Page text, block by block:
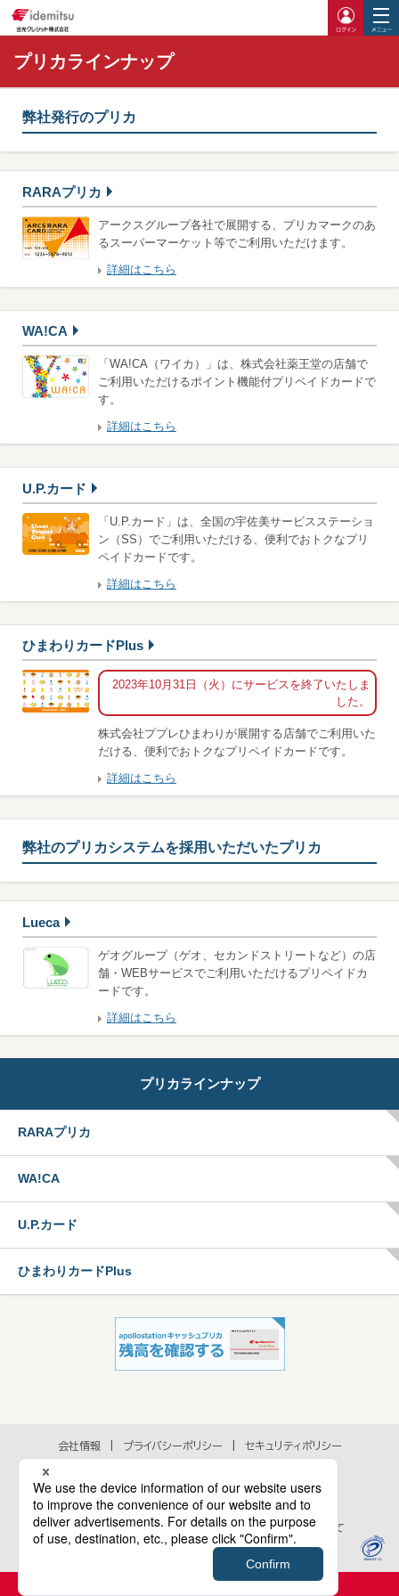
ログイ
プリカラインナップ
弊社発行のプリカ
RARAプリカ
アークスグループ各社で展開する、プリカマークのあ
るスーパーマーケット等でご利用いただけます。
詳細はこちら
WA!CA
「WA!CA（ワイカ）」は、株式会社薬王堂の店舗で
ご利用いただけるポイント機能付プリペイドカードで
す。
詳細はこちら
U.P.カード
「U.P.カード」は、全国の宇佐美サービスステーショ
ン（SS）でご利用いただける、便利でおトクなプリ
ペイドカードです。
詳細はこちら
ひまわりカードPlus
2023年10月31日（火）にサービスを終了いたしま
した。
株式会社ププレひまわりが展開する店舗でご利用いた
だける、便利でおトクなプリペイドカードです。
詳細はこちら
弊社のプリカシステムを採用いただいたプリカ
Lueca
ゲオグループ（ゲオ、セカンドストリートなど）の店
舗・WEBサービスでご利用いただけるプリペイドカ
ードです。
詳細はこちら
プリカラインナップ
RARAプリカ
WA!CA
U.P.カード
ひまわりカードPlus
会社情報 プライバシーポリシー
セキュリティポリシー
個人情報の取扱いに関するお問い合わせ
当ウェブサイトのご利用にあたって
Cookie等のウェブサイト行動履歴情報の取扱いについて